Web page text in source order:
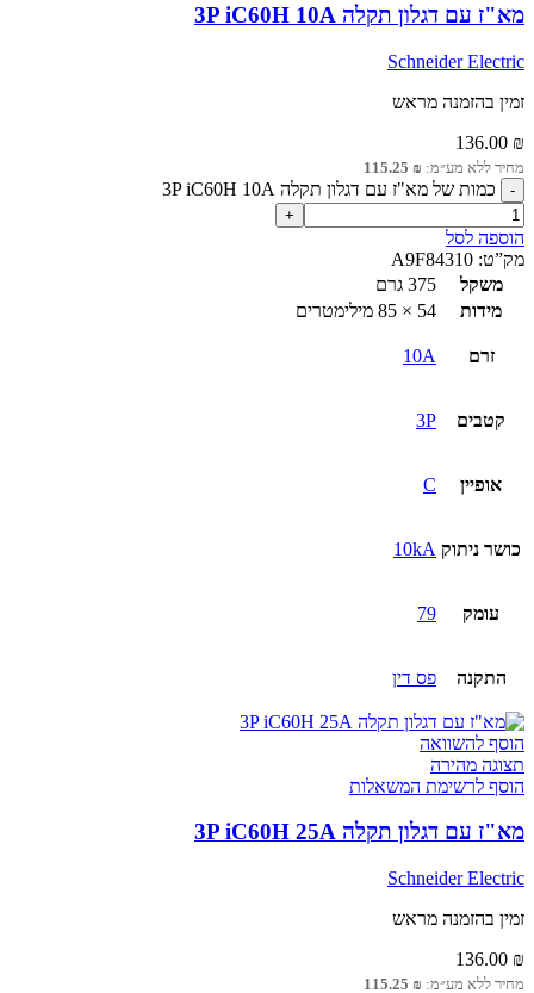
מא"ז עם דגלון תקלה 3P iC60H 10A
Schneider Electric
זמין בהזמנה מראש
136.00 ₪
מחיר ללא מע״מ: 115.25 ₪
כמות של מא"ז עם דגלון תקלה 3P iC60H 10A
הוספה לסל
מק”ט: A9F84310
משקל
375 גרם
מידות
54 × 85 מילימטרים
זרם 10A
קטבים 3P
אופיין C
כושר ניתוק 10kA
עומק 79
התקנה פס דין
הוסף להשוואה
תצוגה מהירה
הוסף לרשימת המשאלות
מא"ז עם דגלון תקלה 3P iC60H 25A
Schneider Electric
זמין בהזמנה מראש
136.00 ₪
מחיר ללא מע״מ: 115.25 ₪